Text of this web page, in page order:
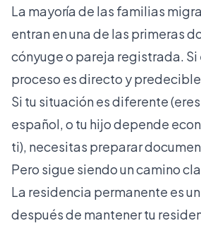
La mayoría de las familias
entran en una de las primeras
cónyuge o pareja registrada. Si
proceso es directo y
Si tu situación es diferente
español, o tu hijo depende
ti), necesitas preparar
Pero sigue siendo un camino
La residencia permanente es
después de mantener tu